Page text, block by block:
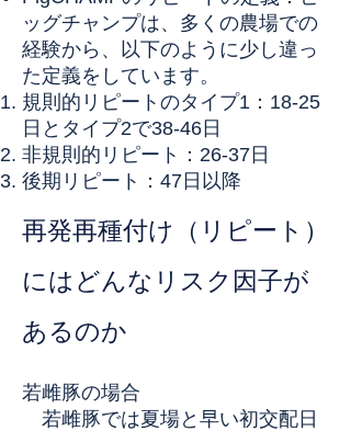
ッグチャンプは、多くの農場での
経験から、以下のように少し違っ
た定義をしています。
規則的リピートのタイプ1：18-25
日とタイプ2で38-46日
非規則的リピート：26-37日
後期リピート：47日以降
再発再種付け（リピート）
にはどんなリスク因子が
あるのか
若雌豚の場合
若雌豚では夏場と早い初交配日